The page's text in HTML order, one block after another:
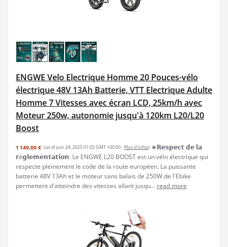
ENGWE Velo Electrique Homme 20 Pouces-vélo
électrique 48V 13Ah Batterie, VTT Electrique Adulte
Homme 7 Vitesses avec écran LCD, 25km/h avec
Moteur 250w, autonomie jusqu'à 120km L20/L20
Boost
1 149,00 € (as of juin 24, 2025 01:02 GMT +00:00 - Plus d’infos) ★𝗥𝗲𝘀𝗽𝗲𝗰𝘁 𝗱𝗲 𝗹𝗮
𝗿é𝗴𝗹𝗲𝗺𝗲𝗻𝘁𝗮𝘁𝗶𝗼𝗻: Le ENGWE L20 BOOST est un vélo électrique qui
respecte pleinement le code de la route européen. La puissante
batterie 48V 13Ah et le moteur sans balais de 250W de l'Ebike
permettent d'atteindre des vitesses allant jusqu... read more